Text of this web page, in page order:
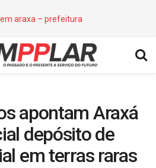
apontam Araxá
depósito de
em terras raras